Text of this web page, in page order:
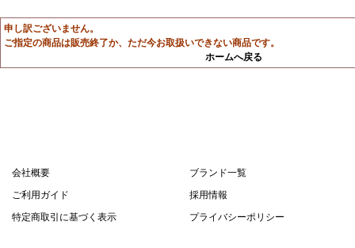
申し訳ございません。
ご指定の商品は販売終了か、ただ今お取扱いできない商品です。
ホームへ戻る
会社概要
ブランド一覧
ご利用ガイド
採用情報
特定商取引に基づく表示
プライバシーポリシー